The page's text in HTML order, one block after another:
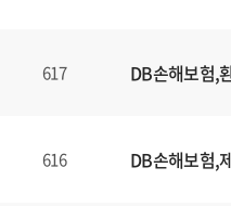
617 DB손해보험,
616 DB손해보험,